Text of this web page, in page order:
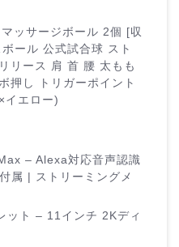
ッサージボール 2個 [収
ール 公式試合球 スト
リース 肩 首 腰 太もも
押し トリガーポイント
イエロー)
– Alexa対応音声認識
属 | ストリーミングメ
ット – 11インチ 2Kディ